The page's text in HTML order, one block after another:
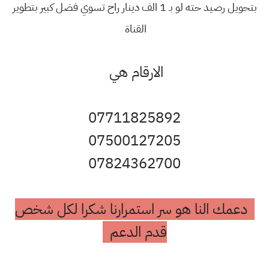
بتحويل رصيد حته لو بـ 1 الف دينار راح تسوي فضل كبير بتطوير
القناة
الارقام هي
07711825892
07500127205
07824362700
دعمك النا هو سر استمرارنا شكرا لكل شخص
قدم الدعم